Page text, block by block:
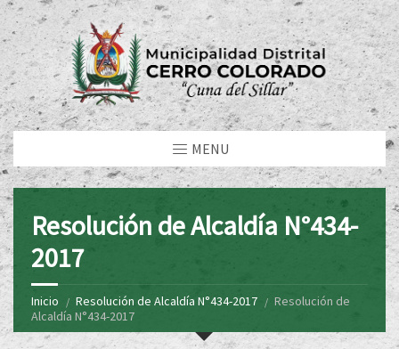
MENU
Resolución de Alcaldía N°434-
2017
Inicio Resolución de Alcaldía N°434-2017
Resolución de
Alcaldía N°434-2017